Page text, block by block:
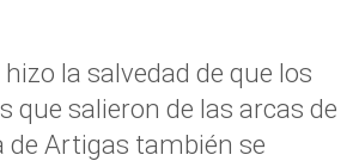
la salvedad de que los
que salieron de las arcas de
de Artigas también se